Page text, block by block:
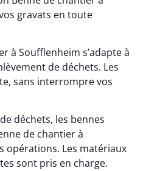
gravats en toute
à Soufflenheim s’adapte à
de déchets. Les
sans interrompre vos
déchets, les bennes
de chantier à
opérations. Les matériaux
sont pris en charge.